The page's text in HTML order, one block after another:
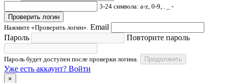
3-24 символа: a-z, 0-9, . _ -
Проверить логин
Нажмите «Проверить логин». Email
Пароль
Повторите пароль
Пароль будет доступен после проверки логина. Продолжить
Уже есть аккаунт? Войти
×